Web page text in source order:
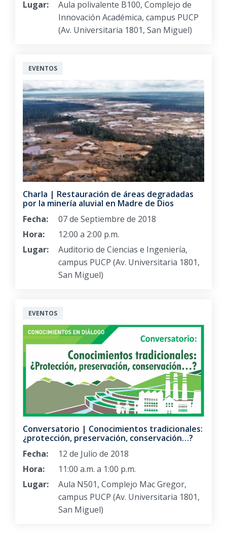
Lugar:
Aula polivalente B100, Complejo de
Innovación Académica, campus PUCP
(Av. Universitaria 1801, San Miguel)
EVENTOS
Charla | Restauración de áreas degradadas
por la minería aluvial en Madre de Dios
Fecha:
07 de Septiembre de 2018
Hora:
12:00 a 2:00 p.m.
Lugar:
Auditorio de Ciencias e Ingeniería,
campus PUCP (Av. Universitaria 1801,
San Miguel)
EVENTOS
Conversatorio | Conocimientos tradicionales:
¿protección, preservación, conservación…?
Fecha:
12 de Julio de 2018
Hora:
11:00 a.m. a 1:00 p.m.
Lugar:
Aula N501, Complejo Mac Gregor,
campus PUCP (Av. Universitaria 1801,
San Miguel)